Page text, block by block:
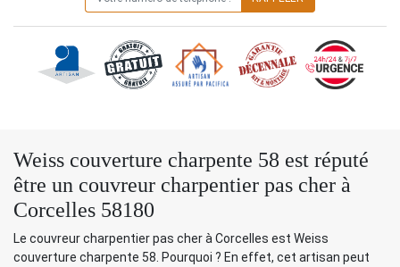
Weiss couverture charpente 58 est réputé
être un couvreur charpentier pas cher à
Corcelles 58180
Le couvreur charpentier pas cher à Corcelles est Weiss
couverture charpente 58. Pourquoi ? En effet, cet artisan peut